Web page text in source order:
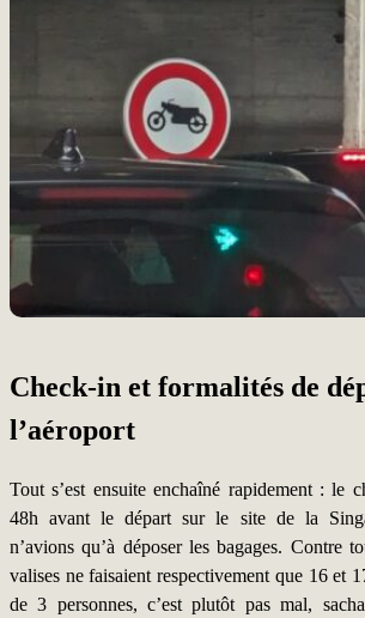
Check-in et formalités de
l’aéroport
Tout s’est ensuite enchaîné rapidement : le
48h avant le départ sur le site de la
n’avions qu’à déposer les bagages. Contre
valises ne faisaient respectivement que 16 et
de 3 personnes, c’est plutôt pas mal,